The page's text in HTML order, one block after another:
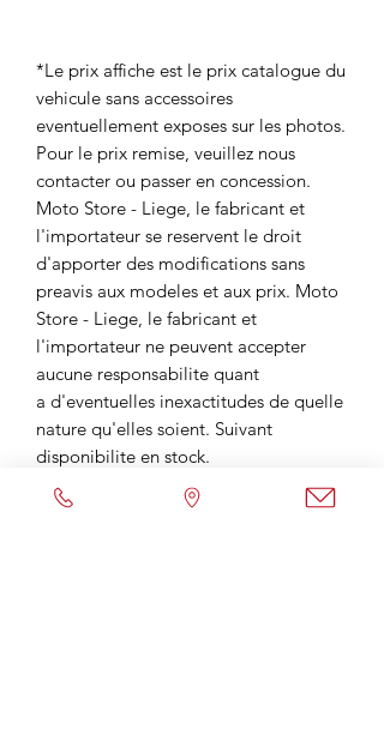
*Le prix affiche est le prix catalogue du
vehicule sans accessoires
eventuellement exposes sur les photos.
Pour le prix remise, veuillez nous
contacter ou passer en concession.
Moto Store - Liege, le fabricant et
l'importateur se reservent le droit
d'apporter des modifications sans
preavis aux modeles et aux prix. Moto
Store - Liege, le fabricant et
l'importateur ne peuvent accepter
aucune responsabilite quant
a d'eventuelles inexactitudes de quelle
nature qu'elles soient. Suivant
disponibilite en stock.